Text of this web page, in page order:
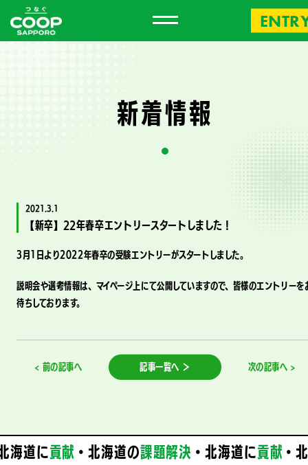
新着情報
2021.3.1
【新卒】22年春卒エントリースタートしました！
3月1日より2022年春卒の受験エントリーがスタートしました。
説明会や選考情報は、マイページ上にて公開していますので、皆様のエントリーを
待ちしております。
< 前の記事へ 記事一覧へ ＞ 次の記事へ >
海道に貢献・北海道の課題解決・北海道に貢献・北